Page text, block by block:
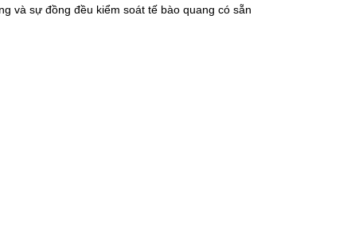
và sự đồng đều kiểm soát tế bào quang có sẵn